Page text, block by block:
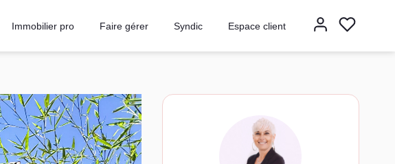
Immobilier pro Faire gérer Syndic Espace client